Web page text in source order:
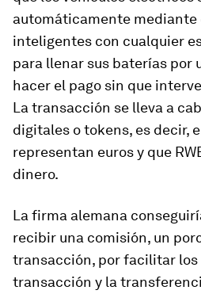
automáticamente
inteligentes con cualquier
para llenar sus baterías por
hacer el pago sin que
La transacción se lleva a
digitales otokens, es decir,
representan euros y que
dinero.
La firma alemana
recibir una comisión, un
transacción, por facilitar los
transacción y la